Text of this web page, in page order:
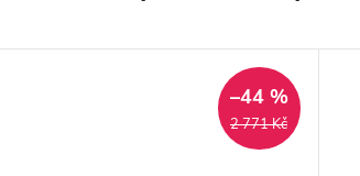
2 771 Kč
–44 %